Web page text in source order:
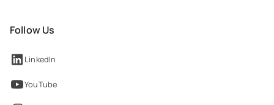
Follow Us
LinkedIn
YouTube